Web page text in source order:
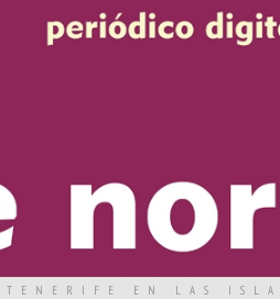
EN LAS